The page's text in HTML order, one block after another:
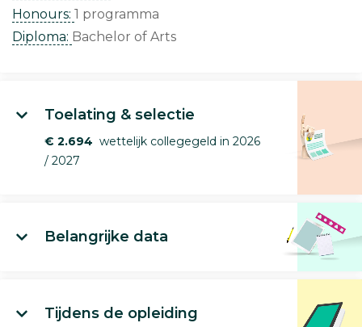
Honours: 1 programma
Diploma: Bachelor of Arts
Toelating & selectie
€ 2.694 wettelijk collegegeld in 2026
/ 2027
Belangrijke data
Tijdens de opleiding